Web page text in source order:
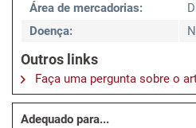
Área de mercadorias:
Doença:
Outros links
Faça uma pergunta sobre o
Adequado para...